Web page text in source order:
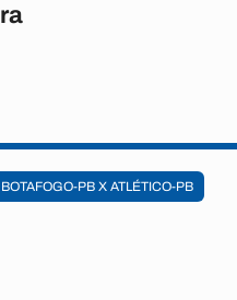
BOTAFOGO-PB X ATLÉTICO-PB